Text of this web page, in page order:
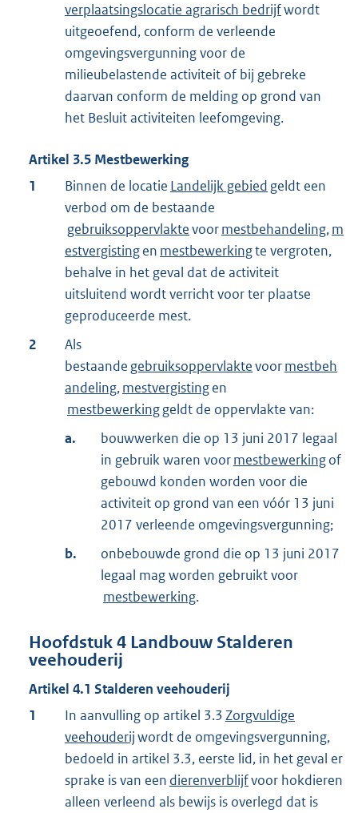
verplaatsingslocatie agrarisch bedrijfwordt
uitgeoefend, conform de verleende
omgevingsvergunning voor de
milieubelastende activiteit of bij gebreke
daarvan conform de melding op grond van
het Besluit activiteiten leefomgeving.
Artikel 3.5 Mestbewerking
1
Binnen de locatie Landelijk gebied geldt een
verbod om de bestaande
gebruiksoppervlaktevoormestbehandeling,m
estvergistingen mestbewerkingte vergroten,
behalve in het geval dat de activiteit
uitsluitend wordt verricht voor ter plaatse
geproduceerde mest.
2
Als
bestaande gebruiksoppervlaktevoormestbeh
andeling,mestvergistingen
mestbewerkinggeldt de oppervlakte van:
a.
bouwwerken die op 13 juni 2017 legaal
in gebruik waren voormestbewerkingof
gebouwd konden worden voor die
activiteit op grond van een vóór 13 juni
2017 verleende omgevingsvergunning;
b.
onbebouwde grond die op 13 juni 2017
legaal mag worden gebruikt voor
mestbewerking.
Hoofdstuk4 Landbouw Stalderen
veehouderij
Artikel 4.1 Stalderen veehouderij
1
In aanvulling op artikel 3.3 Zorgvuldige
veehouderijwordt de omgevingsvergunning,
bedoeld in artikel 3.3, eerste lid, in het geval er
sprake is van een dierenverblijfvoor hokdieren
alleen verleend als bewijs is overlegd dat is